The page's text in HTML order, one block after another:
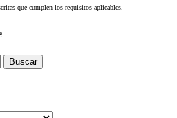
que cumplen los requisitos aplicables.